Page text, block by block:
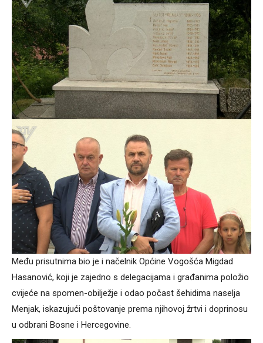
Među prisutnima bio je i načelnik Općine Vogošća Migdad
Hasanović, koji je zajedno s delegacijama i građanima položio
cvijeće na spomen-obilježje i odao počast šehidima naselja
Menjak, iskazujući poštovanje prema njihovoj žrtvi i doprinosu
u odbrani Bosne i Hercegovine.